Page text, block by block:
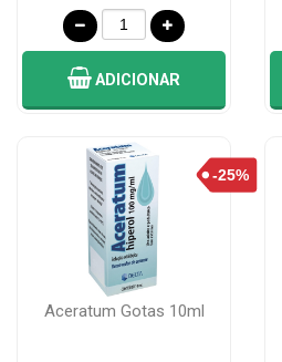
ADICIONAR
Aceratum Gotas 10ml